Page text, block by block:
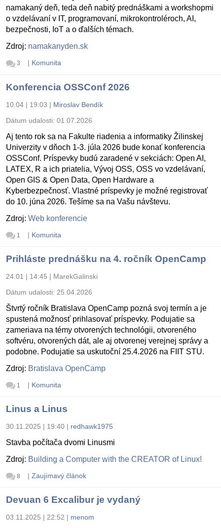
namakaný deň, teda deň nabitý prednáškami a workshopmi
o vzdelávaní v IT, programovaní, mikrokontroléroch, AI,
bezpečnosti, IoT a o ďalších témach.
Zdroj: namakanyden.sk
3 | Komunita
Konferencia OSSConf 2026
10.04 | 19:03 | Miroslav Bendík
Dátum udalosti: 01.07.2026
Aj tento rok sa na Fakulte riadenia a informatiky Žilinskej
Univerzity v dňoch 1-3. júla 2026 bude konať konferencia
OSSConf. Príspevky budú zaradené v sekciách: Open AI,
LATEX, R a ich priatelia, Vývoj OSS, OSS vo vzdelávaní,
Open GIS & Open Data, Open Hardware a
Kyberbezpečnosť. Vlastné príspevky je možné registrovať
do 10. júna 2026. Tešíme sa na Vašu návštevu.
Zdroj: Web konferencie
1 | Komunita
Prihláste prednášku na 4. ročník OpenCamp
24.01 | 14:45 | MarekGalinski
Dátum udalosti: 25.04.2026
Štvrtý ročník Bratislava OpenCamp pozná svoj termín a je
spustená možnosť prihlasovať príspevky. Podujatie sa
zameriava na témy otvorených technológii, otvoreného
softvéru, otvorených dát, ale aj otvorenej verejnej správy a
podobne. Podujatie sa uskutoční 25.4.2026 na FIIT STU.
Zdroj: Bratislava OpenCamp
1 | Komunita
Linus a Linus
30.11.2025 | 19:40 | redhawk1975
Stavba počítača dvomi Linusmi
Zdroj: Building a Computer with the CREATOR of Linux!
8 | Zaujímavý článok
Devuan 6 Excalibur je vydaný
03.11.2025 | 22:52 | menom